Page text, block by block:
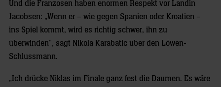
Und die Franzosen haben enormen Respekt vor Landin
Jacobsen: „Wenn er – wie gegen Spanien oder Kroatien –
ins Spiel kommt, wird es richtig schwer, ihn zu
überwinden“, sagt Nikola Karabatic über den Löwen-
Schlussmann.
„Ich drücke Niklas im Finale ganz fest die Daumen. Es wäre